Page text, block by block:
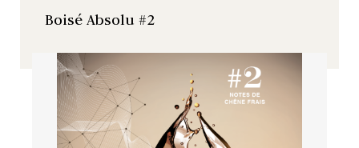
Boisé Absolu #2